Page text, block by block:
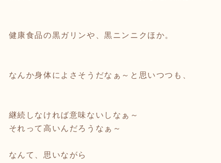
健康食品の黒ガリンや、黒ニンニクほか。
なんか身体によさそうだなぁ～と思いつつも、
継続しなければ意味ないしなぁ～
それって高いんだろうなぁ～
なんて、思いながら